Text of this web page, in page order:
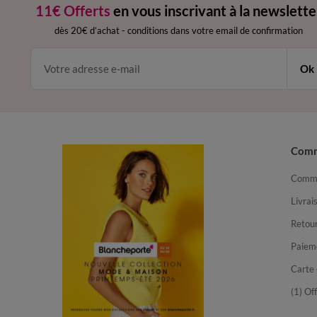
11€ Offerts en vous inscrivant à la
dès 20€ d’achat - conditions dans votre email de confirmation
Ok
Carte
(1)